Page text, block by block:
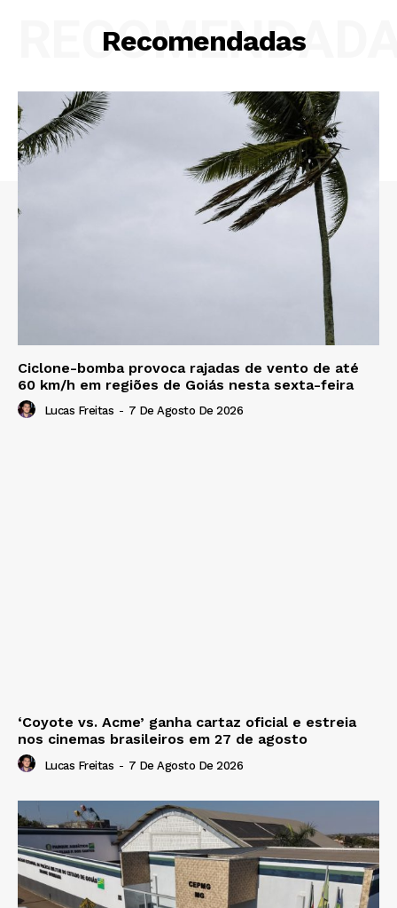
Recomendadas
Ciclone-bomba provoca rajadas de vento de até
60 km/h em regiões de Goiás nesta sexta-feira
Lucas Freitas - 7 De Agosto De 2026
‘Coyote vs. Acme’ ganha cartaz oficial e estreia
nos cinemas brasileiros em 27 de agosto
Lucas Freitas - 7 De Agosto De 2026